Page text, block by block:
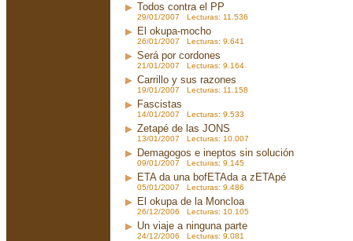
Todos contra el PP
29/01/2007 Lecturas: 11.536
El okupa-mocho
26/01/2007 Lecturas: 9.641
Será por cordones
21/01/2007 Lecturas: 9.164
Carrillo y sus razones
19/01/2007 Lecturas: 11.158
Fascistas
14/01/2007 Lecturas: 9.533
Zetapé de las JONS
13/01/2007 Lecturas: 10.007
Demagogos e ineptos sin solución
09/01/2007 Lecturas: 9.145
ETA da una bofETAda a zETApé
05/01/2007 Lecturas: 9.486
El okupa de la Moncloa
26/12/2006 Lecturas: 10.105
Un viaje a ninguna parte
24/12/2006 Lecturas: 9.081